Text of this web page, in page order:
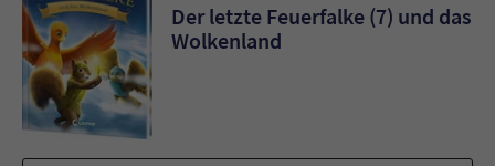
Der letzte Feuerfalke (7) und das
Wolkenland